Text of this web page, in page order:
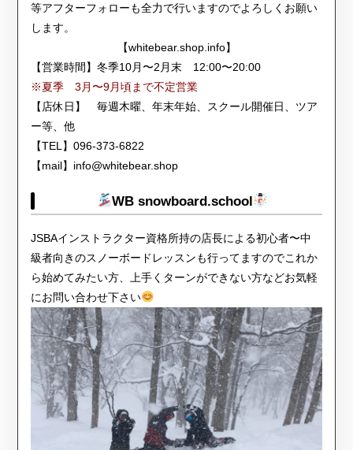
等アフターフォローも全力で行いますのでよろしくお願い
します。
【whitebear.shop.info】
【営業時間】冬季10月〜2月末 12:00〜20:00
※夏季 3月〜9月頃まで不定営業
【店休日】 毎週木曜、年末年始、スクール開催日、ツア
ー等、他
【TEL】096-373-6822
【mail】info@whitebear.shop
WB snowboard.school
JSBAインストラクター資格所持の店長による初心者〜中
級者向きのスノーボードレッスンも行ってますのでこれか
ら始めてみたい方、上手くターンができない方などお気軽
にお問い合わせ下さい